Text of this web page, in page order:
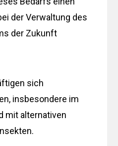
der Verwaltung des
der Zukunft
sich
insbesondere im
mit alternativen